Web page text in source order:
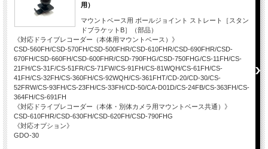
用）
マウントベース用 ボールジョイント ストレート［スタン
ドブラケットB］（部品）
《対応ドライブレコーダー（本体用マウントベース）》
CSD-560FH/CSD-570FH/CSD-500FHR/CSD-610FHR/CSD-690FHR/CSD-
670FH/CSD-660FH/CSD-600FHR/CSD-790FHG/CSD-750FHG/CS-11FH/CS-
21FH/CS-31F/CS-51FR/CS-71FW/CS-91FH/CS-81WQH/CS-61FH/CS-
41FH/CS-32FH/CS-360FH/CS-92WQH/CS-361FHT/CD-20/CD-30/CS-
52FRW/CS-93FH/CS-23FH/CS-33FH/CD-50/CA-D01D/CS-24FB/CS-363FH/CS-
364FH/CS-691FH
《対応ドライブレコーダー（本体・別体カメラ用マウントベース共通）》
CSD-610FHR/CSD-630FH/CSD-620FH/CSD-790FHG
《対応オプション》
GDO-30